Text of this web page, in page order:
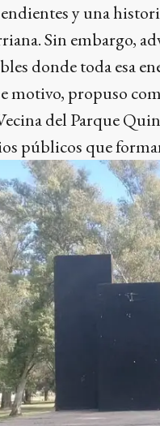
y una
Sin embargo,
donde toda esa
motivo, propuso
del Parque
públicos que